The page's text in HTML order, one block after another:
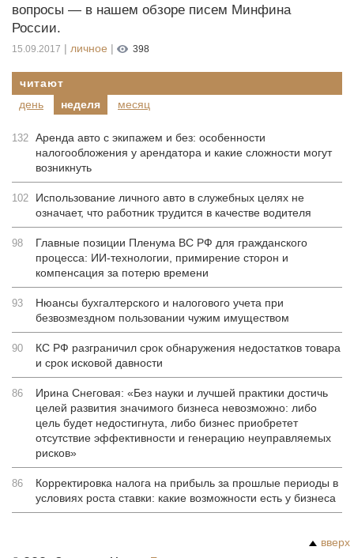
вопросы — в нашем обзоре писем Минфина
России.
15.09.2017 | личное | 398
читают
день
неделя месяц
132 Аренда авто с экипажем и без: особенности
налогообложения у арендатора и какие сложности могут
возникнуть
102
Использование личного авто в служебных целях не
означает, что работник трудится в качестве водителя
98
Главные позиции Пленума ВС РФ для гражданского
процесса: ИИ-технологии, примирение сторон и
компенсация за потерю времени
93
Нюансы бухгалтерского и налогового учета при
безвозмездном пользовании чужим имуществом
90
КС РФ разграничил срок обнаружения недостатков товара
и срок исковой давности
86
Ирина Снеговая: «Без науки и лучшей практики достичь
целей развития значимого бизнеса невозможно: либо
цель будет недостигнута, либо бизнес приобретет
отсутствие эффективности и генерацию неуправляемых
рисков»
86
Корректировка налога на прибыль за прошлые периоды в
условиях роста ставки: какие возможности есть у бизнеса
вверх